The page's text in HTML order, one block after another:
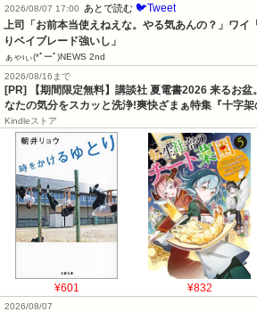
2026/08/07 17:00
あとで読む 🐦Tweet
上司「お前本当使えねえな。やる気あんの？」ワイ
りベイブレード強いし」
ぁゃιぃ(*ﾟーﾟ)NEWS 2nd
2026/08/16まで
[PR] 【期間限定無料】講談社 夏電書2026 来るお
なたの気分をスカッと洗浄!爽快ざまぁ特集『十字
Kindleストア
¥601 ¥832
2026/08/07